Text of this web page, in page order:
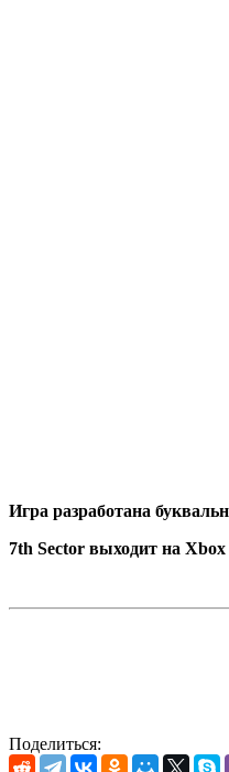
Игра разработана
7th Sector выходит на
Поделиться: